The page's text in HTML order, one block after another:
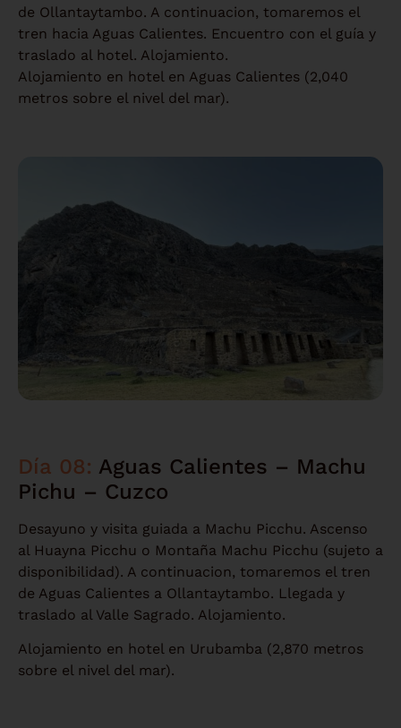
de Ollantaytambo. A continuacion, tomaremos el
tren hacia Aguas Calientes. Encuentro con el guía y
traslado al hotel. Alojamiento.
Alojamiento en hotel en Aguas Calientes (2,040
metros sobre el nivel del mar).
Día 08: Aguas Calientes – Machu
Pichu – Cuzco
Desayuno y visita guiada a Machu Picchu. Ascenso
al Huayna Picchu o Montaña Machu Picchu (sujeto a
disponibilidad). A continuacion, tomaremos el tren
de Aguas Calientes a Ollantaytambo. Llegada y
traslado al Valle Sagrado. Alojamiento.
Alojamiento en hotel en Urubamba (2,870 metros
sobre el nivel del mar).